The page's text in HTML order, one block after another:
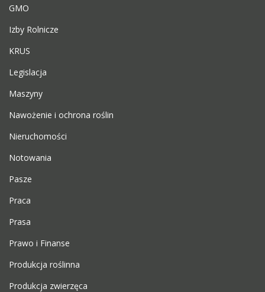
GMO
Izby Rolnicze
KRUS
Legislacja
Maszyny
Nawożenie i ochrona roślin
Nieruchomości
Notowania
Pasze
Praca
Prasa
Prawo i Finanse
Produkcja roślinna
Produkcja zwierzęca